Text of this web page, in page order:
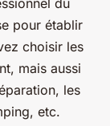
du
pour établir
choisir les
mais aussi
les
etc.